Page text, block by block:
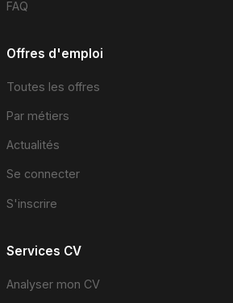
FAQ
Offres d'emploi
Toutes les offres
Par métiers
Actualités
Se connecter
S'inscrire
Services CV
Analyser mon CV